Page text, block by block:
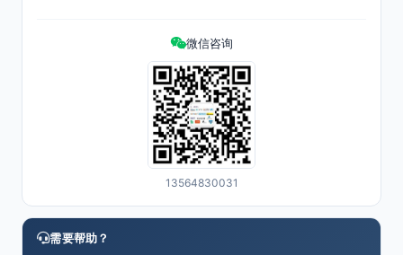
微信咨询
13564830031
需要帮助？